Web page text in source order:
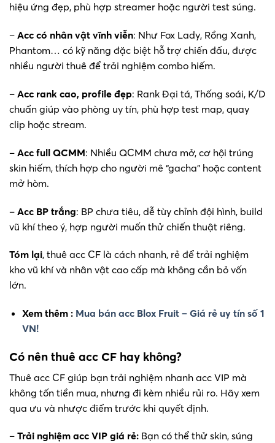
hiệu ứng đẹp, phù hợp streamer hoặc người test súng.
– Acc có nhân vật vĩnh viễn: Như Fox Lady, Rồng Xanh,
Phantom… có kỹ năng đặc biệt hỗ trợ chiến đấu, được
nhiều người thuê để trải nghiệm combo hiếm.
– Acc rank cao, profile đẹp: Rank Đại tá, Thống soái, K/D
chuẩn giúp vào phòng uy tín, phù hợp test map, quay
clip hoặc stream.
– Acc full QCMM: Nhiều QCMM chưa mở, cơ hội trúng
skin hiếm, thích hợp cho người mê “gacha” hoặc content
mở hòm.
– Acc BP trắng: BP chưa tiêu, dễ tùy chỉnh đội hình, build
vũ khí theo ý, hợp người muốn thử chiến thuật riêng.
Tóm lại, thuê acc CF là cách nhanh, rẻ để trải nghiệm
kho vũ khí và nhân vật cao cấp mà không cần bỏ vốn
lớn.
Xem thêm : Mua bán acc Blox Fruit – Giá rẻ uy tín số 1
VN!
Có nên thuê acc CF hay không?
Thuê acc CF giúp bạn trải nghiệm nhanh acc VIP mà
không tốn tiền mua, nhưng đi kèm nhiều rủi ro. Hãy xem
qua ưu và nhược điểm trước khi quyết định.
– Trải nghiệm acc VIP giá rẻ: Bạn có thể thử skin, súng